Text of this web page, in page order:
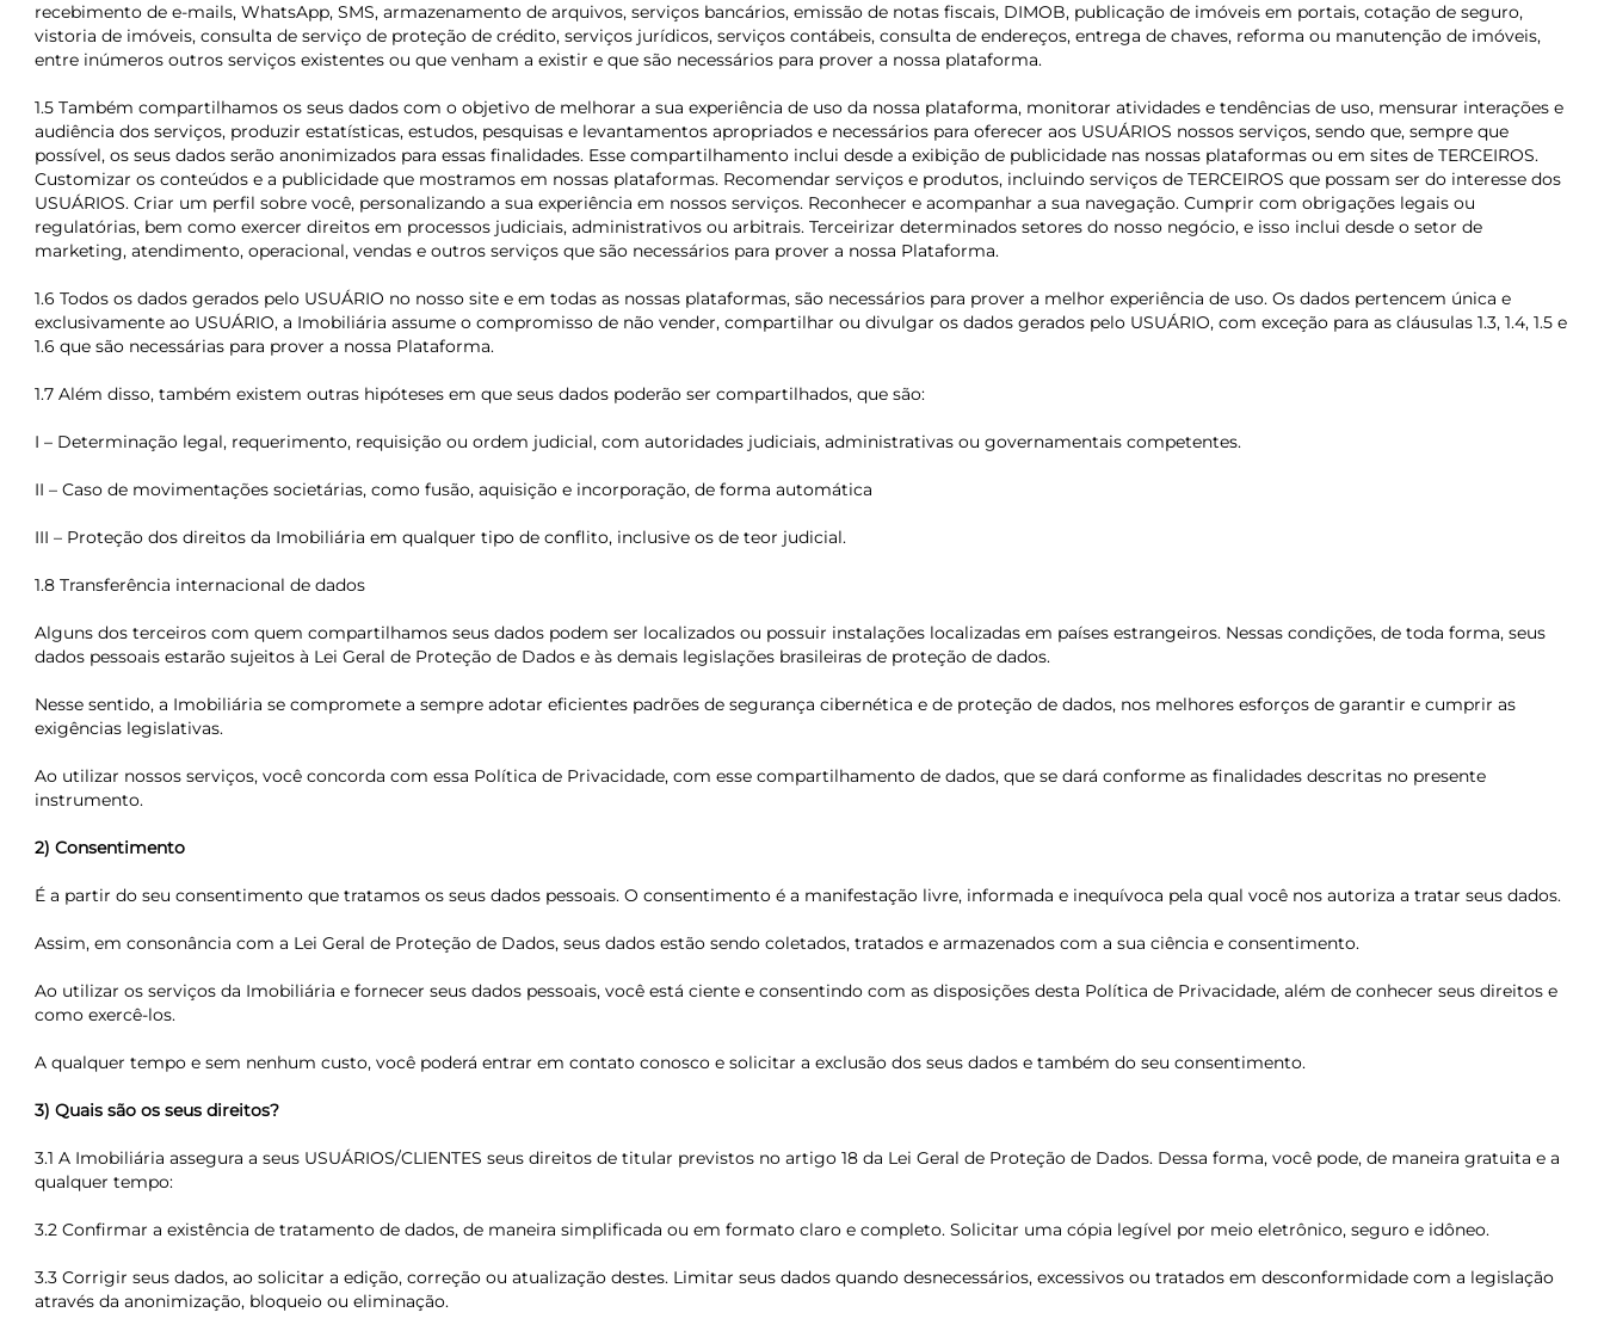
recebimento de e-mails, WhatsApp, SMS, armazenamento de arquivos, serviços bancários, emissão de notas fiscais, DIMOB, publicação de imóveis em portais, cotação de seguro,
vistoria de imóveis, consulta de serviço de proteção de crédito, serviços jurídicos, serviços contábeis, consulta de endereços, entrega de chaves, reforma ou manutenção de imóveis,
entre inúmeros outros serviços existentes ou que venham a existir e que são necessários para prover a nossa plataforma.
1.5 Também compartilhamos os seus dados com o objetivo de melhorar a sua experiência de uso da nossa plataforma, monitorar atividades e tendências de uso, mensurar interações e
audiência dos serviços, produzir estatísticas, estudos, pesquisas e levantamentos apropriados e necessários para oferecer aos USUÁRIOS nossos serviços, sendo que, sempre que
possível, os seus dados serão anonimizados para essas finalidades. Esse compartilhamento inclui desde a exibição de publicidade nas nossas plataformas ou em sites de TERCEIROS.
Customizar os conteúdos e a publicidade que mostramos em nossas plataformas. Recomendar serviços e produtos, incluindo serviços de TERCEIROS que possam ser do interesse dos
USUÁRIOS. Criar um perfil sobre você, personalizando a sua experiência em nossos serviços. Reconhecer e acompanhar a sua navegação. Cumprir com obrigações legais ou
regulatórias, bem como exercer direitos em processos judiciais, administrativos ou arbitrais. Terceirizar determinados setores do nosso negócio, e isso inclui desde o setor de
marketing, atendimento, operacional, vendas e outros serviços que são necessários para prover a nossa Plataforma.
1.6 Todos os dados gerados pelo USUÁRIO no nosso site e em todas as nossas plataformas, são necessários para prover a melhor experiência de uso. Os dados pertencem única e
exclusivamente ao USUÁRIO, a Imobiliária assume o compromisso de não vender, compartilhar ou divulgar os dados gerados pelo USUÁRIO, com exceção para as cláusulas 1.3, 1.4, 1.5 e
1.6 que são necessárias para prover a nossa Plataforma.
1.7 Além disso, também existem outras hipóteses em que seus dados poderão ser compartilhados, que são:
I – Determinação legal, requerimento, requisição ou ordem judicial, com autoridades judiciais, administrativas ou governamentais competentes.
II – Caso de movimentações societárias, como fusão, aquisição e incorporação, de forma automática
III – Proteção dos direitos da Imobiliária em qualquer tipo de conflito, inclusive os de teor judicial.
1.8 Transferência internacional de dados
Alguns dos terceiros com quem compartilhamos seus dados podem ser localizados ou possuir instalações localizadas em países estrangeiros. Nessas condições, de toda forma, seus
dados pessoais estarão sujeitos à Lei Geral de Proteção de Dados e às demais legislações brasileiras de proteção de dados.
Nesse sentido, a Imobiliária se compromete a sempre adotar eficientes padrões de segurança cibernética e de proteção de dados, nos melhores esforços de garantir e cumprir as
exigências legislativas.
Ao utilizar nossos serviços, você concorda com essa Política de Privacidade, com esse compartilhamento de dados, que se dará conforme as finalidades descritas no presente
instrumento.
2) Consentimento
É a partir do seu consentimento que tratamos os seus dados pessoais. O consentimento é a manifestação livre, informada e inequívoca pela qual você nos autoriza a tratar seus dados.
Assim, em consonância com a Lei Geral de Proteção de Dados, seus dados estão sendo coletados, tratados e armazenados com a sua ciência e consentimento.
Ao utilizar os serviços da Imobiliária e fornecer seus dados pessoais, você está ciente e consentindo com as disposições desta Política de Privacidade, além de conhecer seus direitos e
como exercê-los.
A qualquer tempo e sem nenhum custo, você poderá entrar em contato conosco e solicitar a exclusão dos seus dados e também do seu consentimento.
3) Quais são os seus direitos?
3.1 A Imobiliária assegura a seus USUÁRIOS/CLIENTES seus direitos de titular previstos no artigo 18 da Lei Geral de Proteção de Dados. Dessa forma, você pode, de maneira gratuita e a
qualquer tempo:
3.2 Confirmar a existência de tratamento de dados, de maneira simplificada ou em formato claro e completo. Solicitar uma cópia legível por meio eletrônico, seguro e idôneo.
3.3 Corrigir seus dados, ao solicitar a edição, correção ou atualização destes. Limitar seus dados quando desnecessários, excessivos ou tratados em desconformidade com a legislação
através da anonimização, bloqueio ou eliminação.